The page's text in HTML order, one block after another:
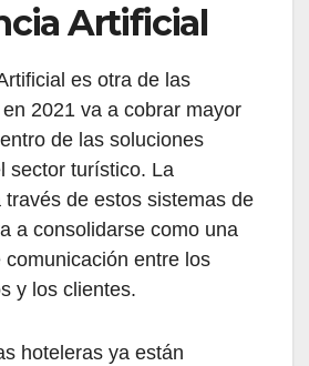
Artificial
es otra de las
2021 va a cobrar mayor
de las soluciones
sector turístico. La
de estos sistemas de
a consolidarse como una
comunicación entre los
y los clientes.
hoteleras ya están